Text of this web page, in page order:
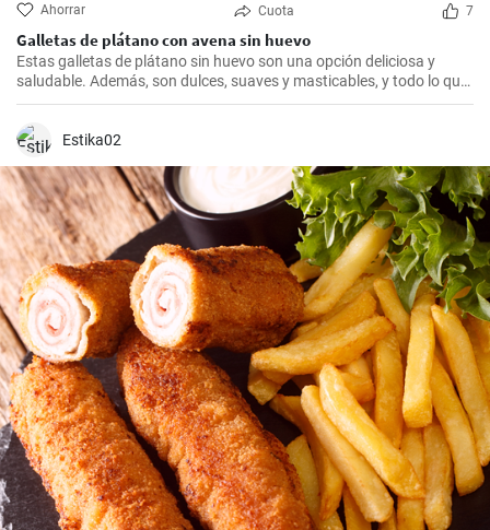
Ahorrar Cuota 7
Galletas de plátano con avena sin huevo
Estas galletas de plátano sin huevo son una opción deliciosa y
saludable. Además, son dulces, suaves y masticables, y todo lo que
necesitas es un plátano, avena y un toque de edulcorante.
Estika02